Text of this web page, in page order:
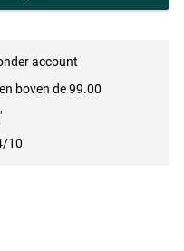
account
boven de 99.00
10